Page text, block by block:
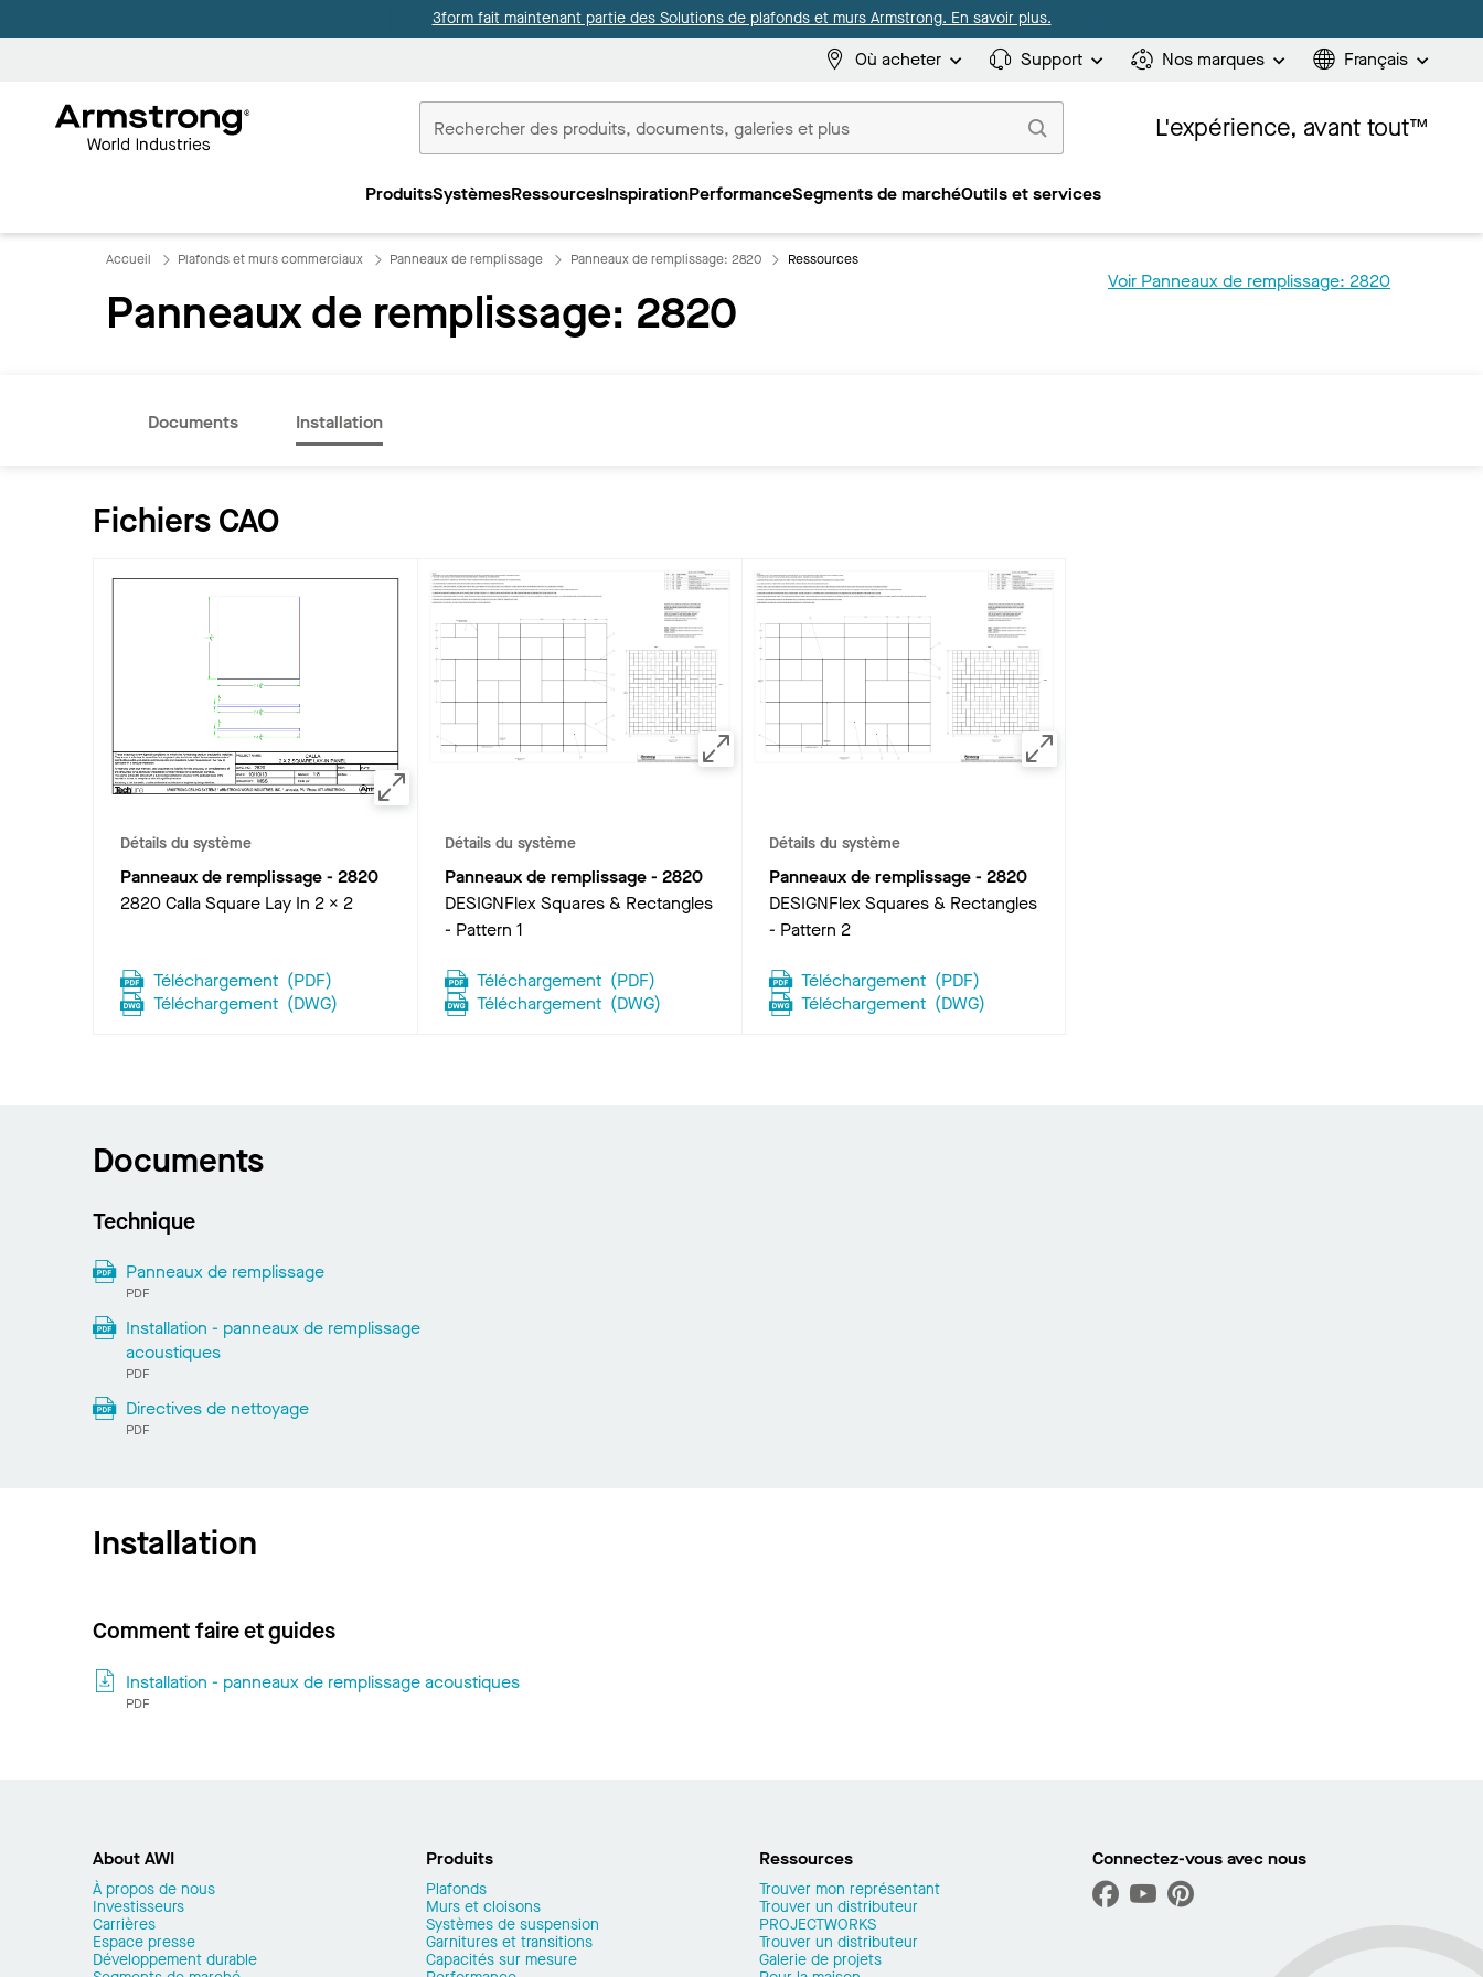
3form fait maintenant partie des Solutions de plafonds et murs Armstrong. En savoir plus.
Où acheter Support Nos marques Français
Commerciaux
L'expérience, avant tout™
ProduitsSystèmesRessourcesInspirationPerformanceSegments de marchéOutils et services
Accueil Plafonds et murs commerciaux Panneaux de remplissage Panneaux de remplissage: 2820 Ressources
Panneaux de remplissage: 2820
Voir Panneaux de remplissage: 2820
Documents Installation
Fichiers CAO
Détails du système
Panneaux de remplissage- 2820
2820 Calla Square Lay In 2 x 2
Téléchargement (PDF)
Téléchargement (DWG)
Détails du système
Panneaux de remplissage- 2820
DESIGNFlex Squares & Rectangles
- Pattern 1
Téléchargement (PDF)
Téléchargement (DWG)
Détails du système
Panneaux de remplissage- 2820
DESIGNFlex Squares & Rectangles
- Pattern 2
Téléchargement (PDF)
Téléchargement (DWG)
Documents
Technique
Panneaux de remplissage
PDF
Installation - panneaux de remplissage
acoustiques
PDF
Directives de nettoyage
PDF
Installation
Comment faire et guides
Installation - panneaux de remplissage acoustiques
PDF
About AWI
À propos de nous
Investisseurs
Carrières
Espace presse
Développement durable
Produits
Plafonds
Murs et cloisons
Systèmes de suspension
Garnitures et transitions
Capacités sur mesure
Ressources
Trouver mon représentant
Trouver un distributeur
PROJECTWORKS
Trouver un distributeur
Galerie de projets
Connectez-vous avec nous